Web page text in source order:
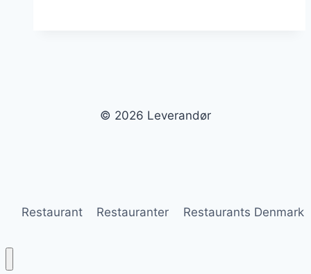
© 2026 Leverandør
Restaurant Restauranter Restaurants Denmark